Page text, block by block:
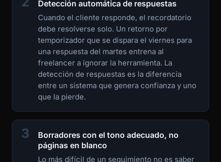
Detección automática de respuestas
Cuando el cliente responde, el recordatorio
debe resolverse solo. Un retorno por
temporizador que se dispara el viernes para
una respuesta del martes entrena al
freelancer a ignorar la herramienta. La
detección de respuestas es la diferencia
entre un sistema que genera confianza y uno
que la pierde.
3
Borradores con el tono adecuado, no
páginas en blanco
Lo más difícil de un seguimiento no es saber